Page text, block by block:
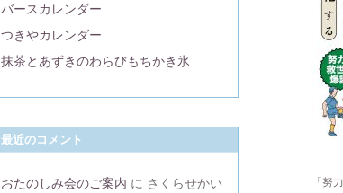
「努
バースカレンダー
つきやカレンダー
抹茶とあずきのわらびもちかき氷
最近のコメント
おたのしみ会のご案内 に さくらせかい